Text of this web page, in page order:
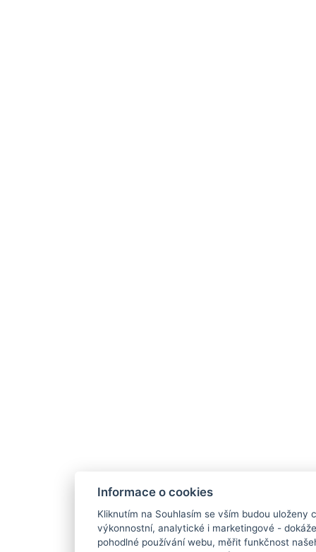
Informace o cookies
Kliknutím na Souhlasím se vším budou uloženy
výkonnostní, analytické i marketingové -
pohodlné používání webu, měřit funkčnost